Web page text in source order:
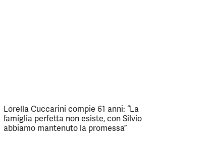
Lorella Cuccarini compie 61 anni: “La
famiglia perfetta non esiste, con Silvio
abbiamo mantenuto la promessa”